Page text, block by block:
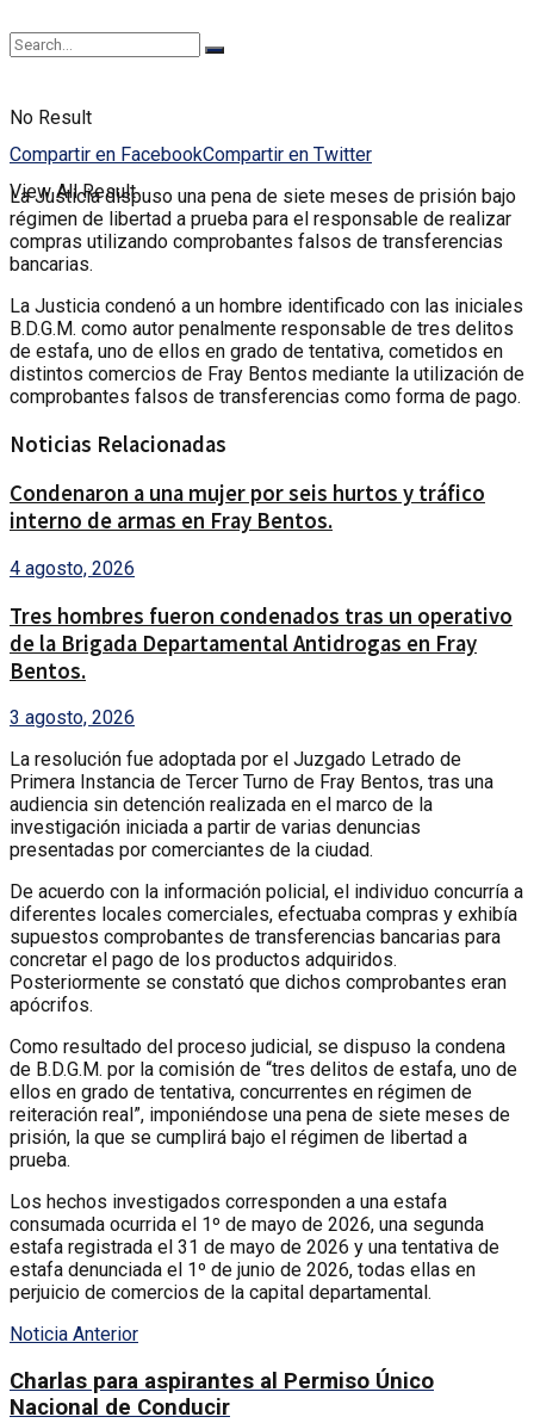
No Result
View All Result
Compartir en FacebookCompartir en Twitter
La Justicia dispuso una pena de siete meses de prisión bajo
régimen de libertad a prueba para el responsable de realizar
compras utilizando comprobantes falsos de transferencias
bancarias.
La Justicia condenó a un hombre identificado con las iniciales
B.D.G.M. como autor penalmente responsable de tres delitos
de estafa, uno de ellos en grado de tentativa, cometidos en
distintos comercios de Fray Bentos mediante la utilización de
comprobantes falsos de transferencias como forma de pago.
Noticias Relacionadas
Condenaron a una mujer por seis hurtos y tráfico
interno de armas en Fray Bentos.
4 agosto, 2026
Tres hombres fueron condenados tras un operativo
de la Brigada Departamental Antidrogas en Fray
Bentos.
3 agosto, 2026
La resolución fue adoptada por el Juzgado Letrado de
Primera Instancia de Tercer Turno de Fray Bentos, tras una
audiencia sin detención realizada en el marco de la
investigación iniciada a partir de varias denuncias
presentadas por comerciantes de la ciudad.
De acuerdo con la información policial, el individuo concurría a
diferentes locales comerciales, efectuaba compras y exhibía
supuestos comprobantes de transferencias bancarias para
concretar el pago de los productos adquiridos.
Posteriormente se constató que dichos comprobantes eran
apócrifos.
Como resultado del proceso judicial, se dispuso la condena
de B.D.G.M. por la comisión de “tres delitos de estafa, uno de
ellos en grado de tentativa, concurrentes en régimen de
reiteración real”, imponiéndose una pena de siete meses de
prisión, la que se cumplirá bajo el régimen de libertad a
prueba.
Los hechos investigados corresponden a una estafa
consumada ocurrida el 1º de mayo de 2026, una segunda
estafa registrada el 31 de mayo de 2026 y una tentativa de
estafa denunciada el 1º de junio de 2026, todas ellas en
perjuicio de comercios de la capital departamental.
Noticia Anterior
Charlas para aspirantes al Permiso Único
Nacional de Conducir